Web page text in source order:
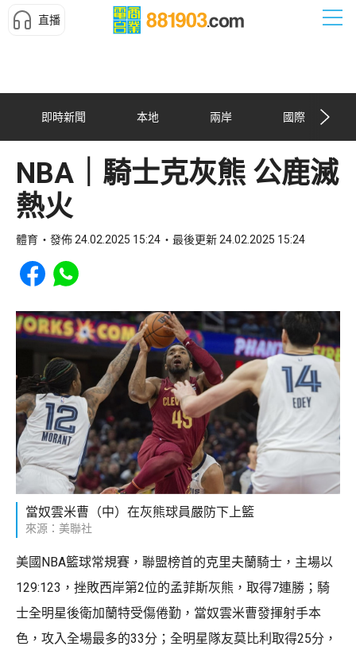
直播
即時新聞 本地 兩岸 國際
NBA｜騎士克灰熊 公鹿滅
熱火
體育 發佈 24.02.2025 15:24 最後更新 24.02.2025 15:24
Share to Facebook
Share to WhatsApp
當奴雲米曹（中）在灰熊球員嚴防下上籃
來源：美聯社
美國NBA籃球常規賽，聯盟榜首的克里夫蘭騎士，主場以
129:123，挫敗西岸第2位的孟菲斯灰熊，取得7連勝；騎
士全明星後衛加蘭特受傷倦勤，當奴雲米曹發揮射手本
色，攻入全場最多的33分；全明星隊友莫比利取得25分，